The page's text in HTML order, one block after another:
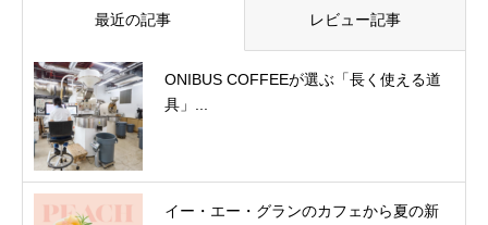
最近の記事 レビュー記事
ONIBUS COFFEEが選ぶ「長く使える道
具」...
イー・エー・グランのカフェから夏の新